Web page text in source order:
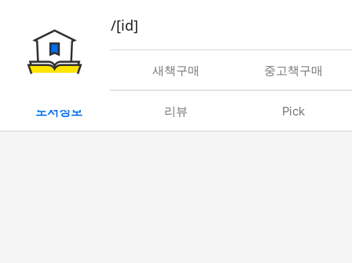
book/rent/[id]
대여 새책구매 중고책구매
도서정보 리뷰 Pick